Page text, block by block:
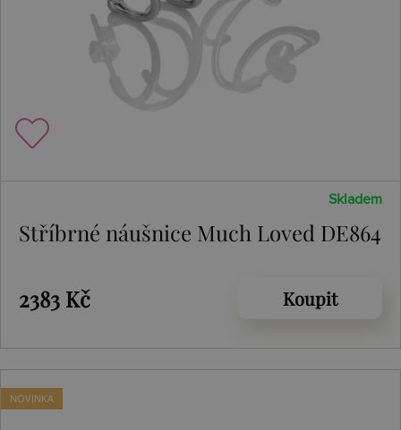
Skladem
Stříbrné náušnice Much Loved DE864
2383 Kč Koupit
NOVINKA